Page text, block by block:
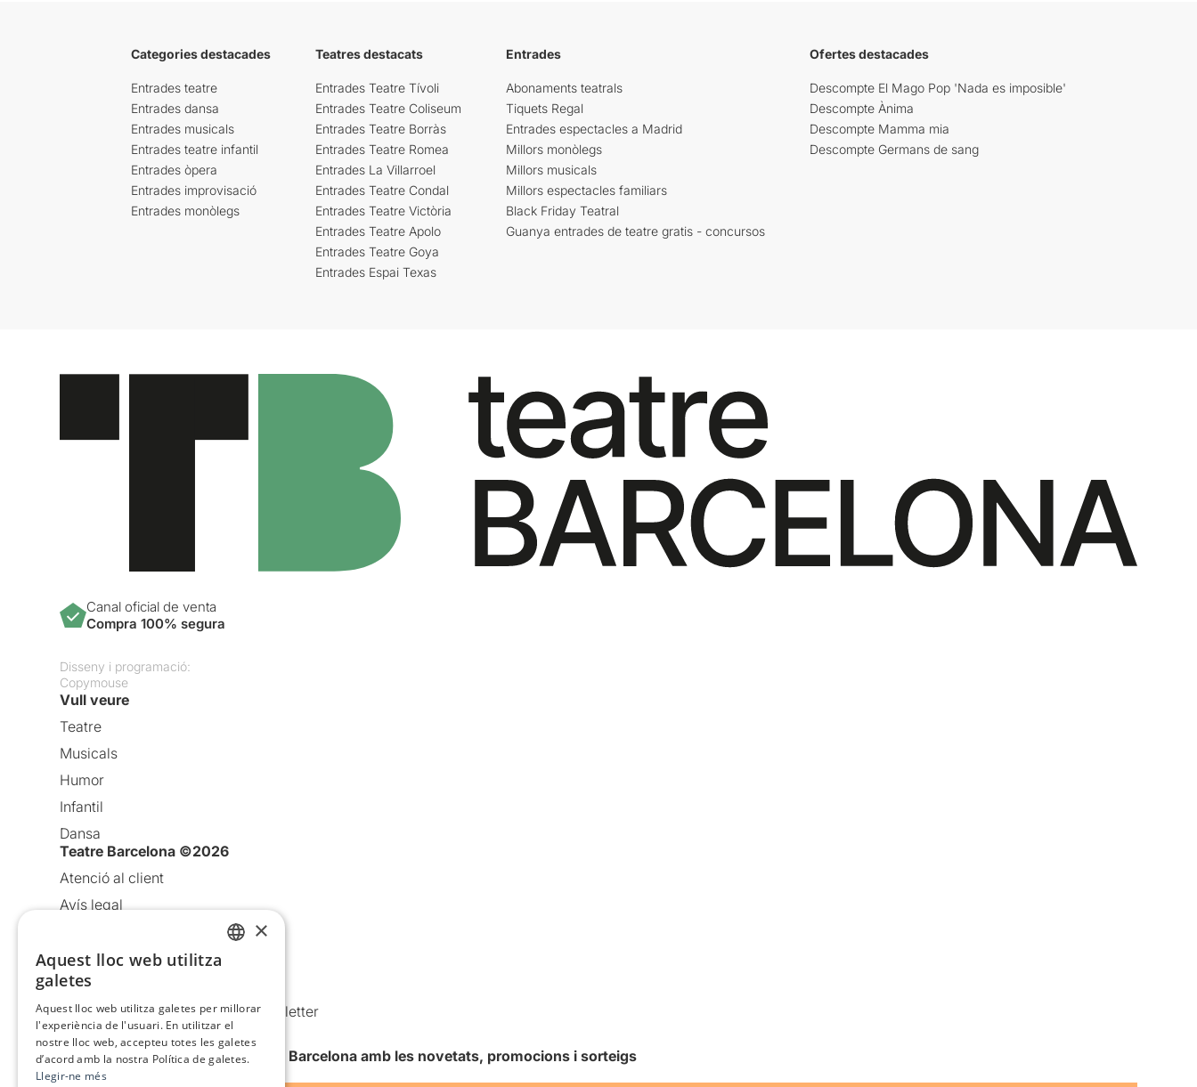
Categories destacades
Entrades teatre
Entrades dansa
Entrades musicals
Entrades teatre infantil
Entrades òpera
Entrades improvisació
Entrades monòlegs
Teatres destacats
Entrades Teatre Tívoli
Entrades Teatre Coliseum
Entrades Teatre Borràs
Entrades Teatre Romea
Entrades La Villarroel
Entrades Teatre Condal
Entrades Teatre Victòria
Entrades Teatre Apolo
Entrades Teatre Goya
Entrades Espai Texas
Entrades
Abonaments teatrals
Tiquets Regal
Entrades espectacles a Madrid
Millors monòlegs
Millors musicals
Millors espectacles familiars
Black Friday Teatral
Guanya entrades de teatre gratis - concursos
Ofertes destacades
Descompte El Mago Pop 'Nada es imposible'
Descompte Ànima
Descompte Mamma mia
Descompte Germans de sang
Canal oficial de venta
Compra 100% segura
Disseny i programació:
Copymouse
Vull veure
Teatre
Musicals
Humor
Infantil
Dansa
Teatre Barcelona ©2026
Atenció al client
Avís legal
Política de cookies
Condicions d’ús
Comunicacions comercials i Newsletter
Anuncia’t
Vull rebre la newsletter de Teatre Barcelona amb les novetats, promocions i sorteigs
×
Aquest lloc web utilitza
galetes
Aquest lloc web utilitza galetes per millorar
l'experiència de l'usuari. En utilitzar el
nostre lloc web, accepteu totes les galetes
d’acord amb la nostra Política de galetes.
Llegir-ne més